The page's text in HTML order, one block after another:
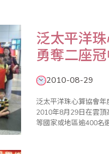
泛太平洋
勇奪二座
2010-08-29
泛太平洋珠心算協會
2010年8月29日在雲
等國家或地區逾400名